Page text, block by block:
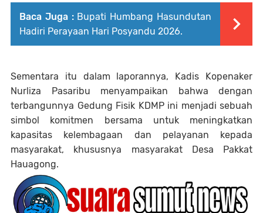
Baca Juga : Bupati Humbang Hasundutan
Hadiri Perayaan Hari Posyandu 2026.
Sementara itu dalam laporannya, Kadis Kopenaker
Nurliza Pasaribu menyampaikan bahwa dengan
terbangunnya Gedung Fisik KDMP ini menjadi sebuah
simbol komitmen bersama untuk meningkatkan
kapasitas kelembagaan dan pelayanan kepada
masyarakat, khususnya masyarakat Desa Pakkat
Hauagong.